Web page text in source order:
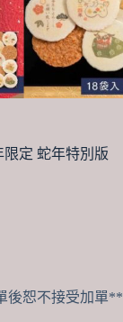
限定 蛇年特別版
後恕不接受加單**